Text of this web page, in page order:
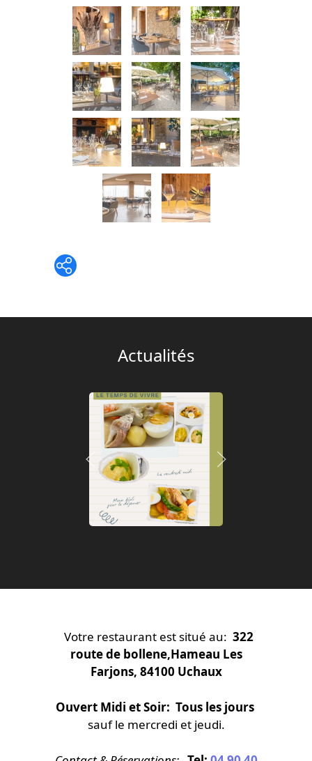
Actualités
Votre restaurant est situé au: 322
route de bollene,Hameau Les
Farjons, 84100 Uchaux
Ouvert Midi et Soir: Tous les jours
sauf le mercredi et jeudi.